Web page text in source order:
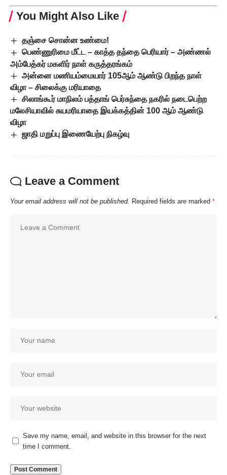
You Might Also Like
தஞ்சை சொன்ன உண்மை!
பெண்ணுரிமை மீட்ட – காத்த தந்தை பெரியார் – அண்ணல்
அம்பேத்கர் மகளிர் நாள் கருத்தரங்கம்
அன்னை மணியம்மையார் 105ஆம் ஆண்டு பிறந்த நாள்
விழா – சிலைக்கு மரியாதை
சிலாங்கூர் மாநிலம் பத்தாங் பெர்சுந்தை நகரில் நடைபெற்ற
மலேசியாவில் சுயமரியாதை இயக்கத்தின் 100 ஆம் ஆண்டு
விழா
ஜாதி மறுப்பு இணையேற்பு நிகழ்வு
Leave a Comment
Your email address will not be published. Required fields are marked *
Save my name, email, and website in this browser for the next
time I comment.